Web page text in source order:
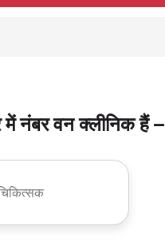
नंबर वन क्लीनिक हैं –